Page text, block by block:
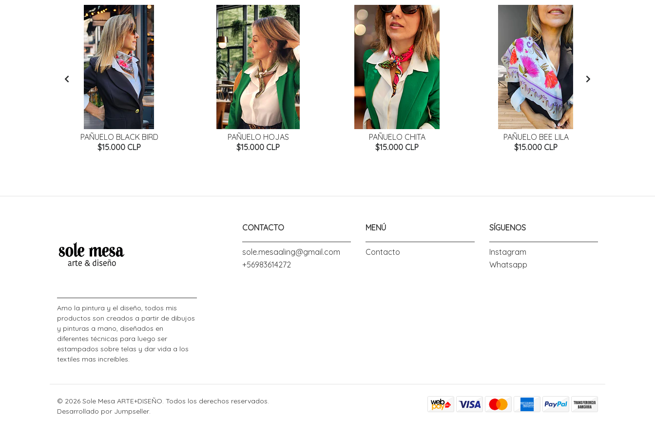
PAÑUELO BLACK BIRD
$15.000 CLP
PAÑUELO HOJAS
$15.000 CLP
PAÑUELO CHITA
$15.000 CLP
PAÑUELO BEE LILA
$15.000 CLP
Amo la pintura y el diseño, todos mis
productos son creados a partir de dibujos
y pinturas a mano, diseñados en
diferentes técnicas para luego ser
estampados sobre telas y dar vida a los
textiles mas increíbles.
CONTACTO
sole.mesaaling@gmail.com
+56983614272
MENÚ
Contacto
SÍGUENOS
Instagram
Whatsapp
© 2026 Sole Mesa ARTE+DISEÑO. Todos los derechos reservados.
Desarrollado por Jumpseller.